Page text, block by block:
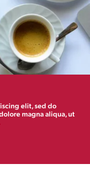
elit, sed do
magna aliqua, ut